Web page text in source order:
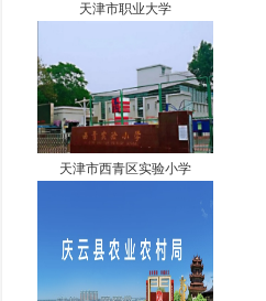
天津市职业大学
天津市西青区实验小学